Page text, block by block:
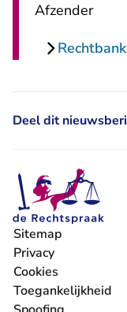
Afzender
Deel dit
Sitemap
Privacy
Cookies
Toegankelijkheid